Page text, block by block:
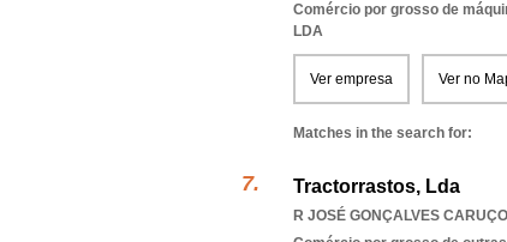
Comércio por grosso de
LDA
Ver empresa Ver no
Matches in the search for:
Tractorrastos, Lda
R JOSÉ GONÇALVES